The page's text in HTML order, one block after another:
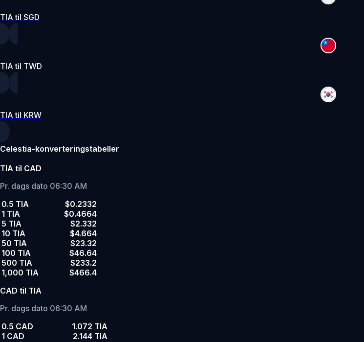
TIA til SGD
TIA til TWD
TIA til KRW
Celestia-konverteringstabeller
TIA til CAD
Pr. dags dato 06:30 AM
0.5 TIA
$0.2332
1 TIA
$0.4664
5 TIA
$2.332
10 TIA
$4.664
50 TIA
$23.32
100 TIA
$46.64
500 TIA
$233.2
1,000 TIA
$466.4
CAD til TIA
Pr. dags dato 06:30 AM
0.5 CAD
1.072 TIA
1 CAD
2.144 TIA